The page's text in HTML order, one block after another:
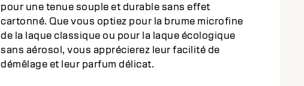
pour une tenue souple et durable sans effet
cartonné. Que vous optiez pour la brume microfine
de la laque classique ou pour la laque écologique
sans aérosol, vous apprécierez leur facilité de
démêlage et leur parfum délicat.